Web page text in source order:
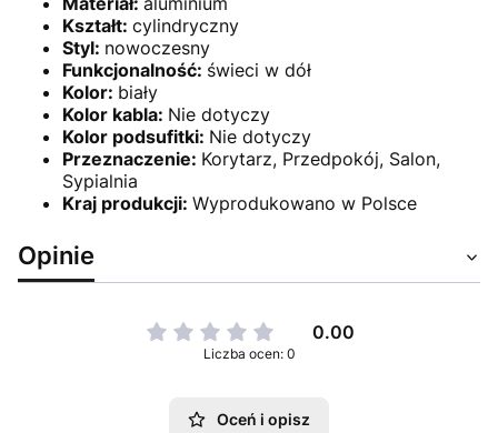
Kształt: cylindryczny
Styl: nowoczesny
Funkcjonalność: świeci w dół
Kolor: biały
Kolor kabla: Nie dotyczy
Kolor podsufitki: Nie dotyczy
Przeznaczenie: Korytarz, Przedpokój, Salon,
Sypialnia
Kraj produkcji: Wyprodukowano w Polsce
Opinie
0.00
Liczba ocen: 0
Oceń i opisz